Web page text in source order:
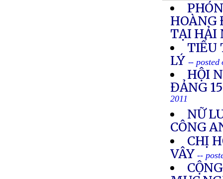
HOÀNG
TẠI HẢI
TIỂU
LÝ -- posted
HỘI
ĐẢNG
2011
NỮ
CÔNG
CHỊ
VÂY--